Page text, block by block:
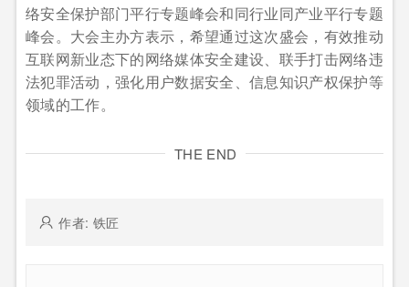
络安全保护部门平行专题峰会和同行业同产业平行专题
峰会。大会主办方表示，希望通过这次盛会，有效推动
互联网新业态下的网络媒体安全建设、联手打击网络违
法犯罪活动，强化用户数据安全、信息知识产权保护等
领域的工作。
THE END
作者: 铁匠